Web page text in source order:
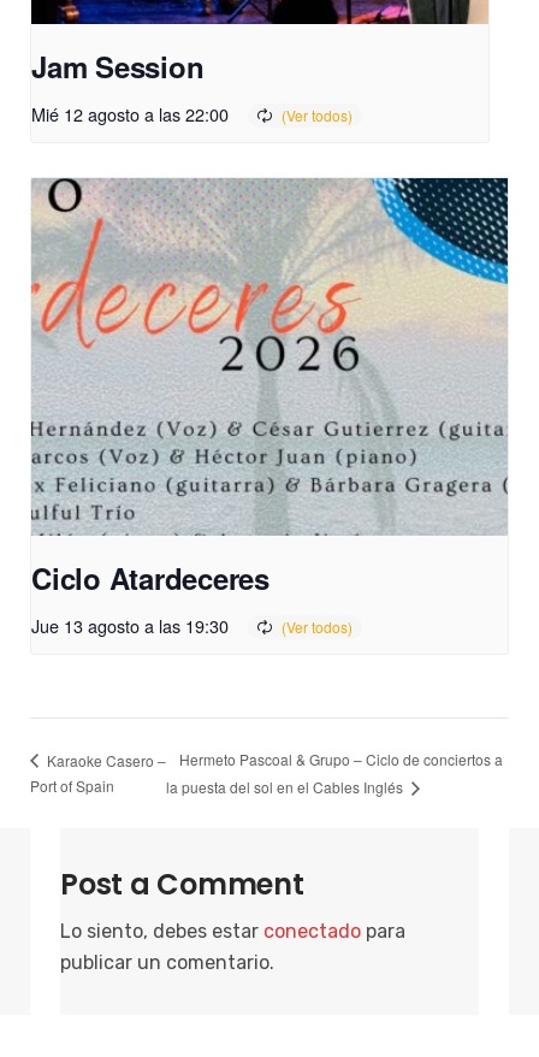
Jam Session
Mié 12 agosto a las 22:00
Ciclo Atardeceres
Jue 13 agosto a las 19:30
Karaoke Casero –
Port of Spain
Hermeto Pascoal & Grupo – Ciclo de conciertos a
la puesta del sol en el Cables Inglés
Post a Comment
Lo siento, debes estar conectado para
publicar un comentario.